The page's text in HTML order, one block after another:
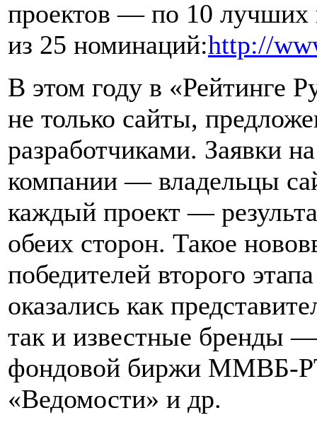
проектов — по 10 лучших
из 25 номинаций:http://
В этом году в «Рейтинге
не только сайты,
разработчиками. Заявки
компании — владельцы
каждый проект —
обеих сторон. Такое
победителей второго
оказались как
так и известные бренды
фондовой биржи ММВБ-
«Ведомости» и др.